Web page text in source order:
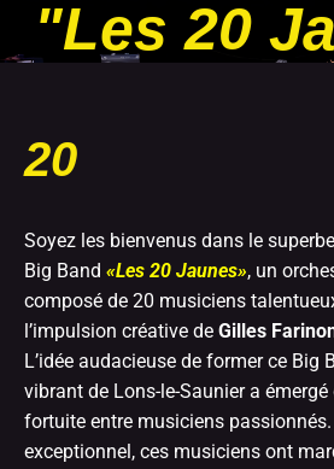
"Les 20
20
Soyez les bienvenus dans le
Big Band «Les 20 Jaunes», un
composé de 20 musiciens
l’impulsion créative de Gilles
L’idée audacieuse de former ce Big
vibrant de Lons-le-Saunier a émergé
fortuite entre musiciens passionnés.
exceptionnel, ces musiciens ont